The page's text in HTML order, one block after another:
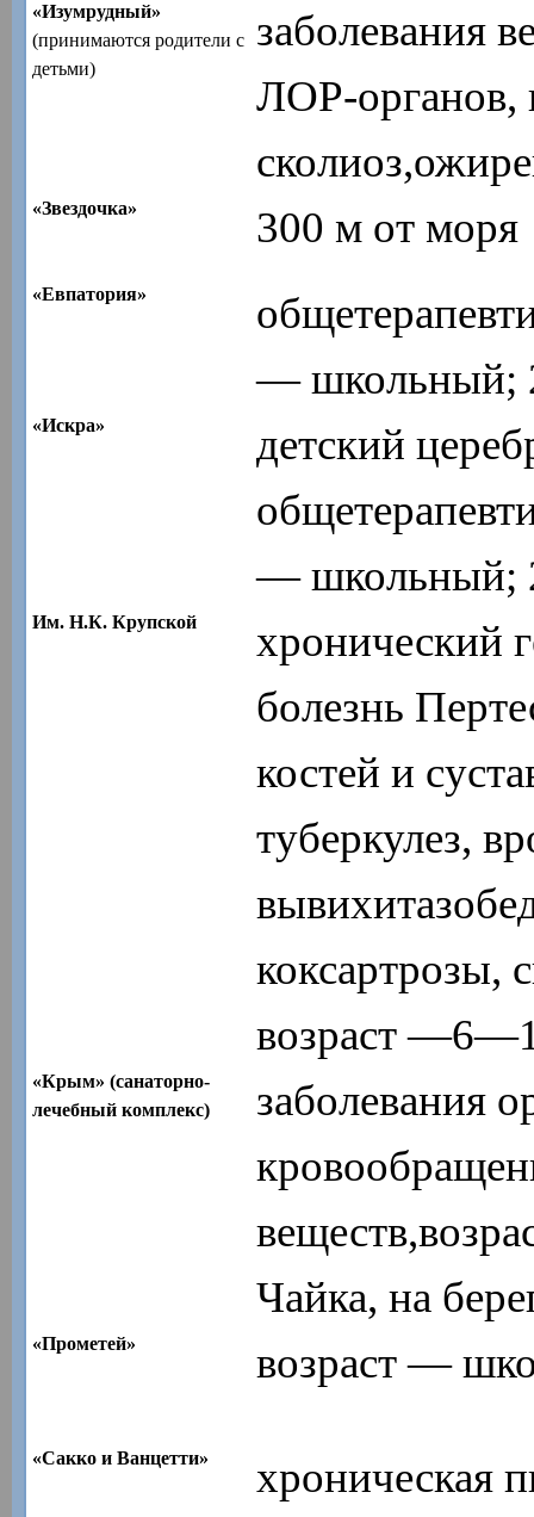
«Изумрудный»
(принимаются родители с
детьми)
заболевания
ЛОР-органов,
«Звездочка» 300 м от моря
«Евпатория»
— школьный;
«Искра»
детский
— школьный;
Им. Н.К. Крупской
хронический
болезнь
костей и
туберкулез,
коксартрозы,
возраст
«Крым» (санаторно-
лечебный комплекс)
заболевания
Чайка, на
«Прометей» возраст —
«Сакко и Ванцетти»
хроническая